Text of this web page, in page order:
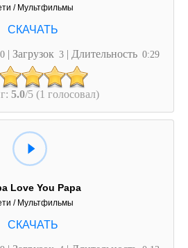
/ Мультфильмы
| Загрузок 3 | Длительность 0:29
5.0/5 (1 голосовал)
Love You Papa
/ Мультфильмы